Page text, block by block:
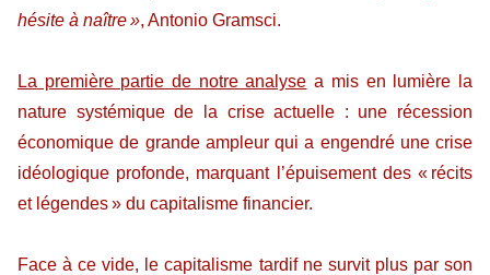
hésite à naître », Antonio Gramsci.
La première partie de notre analyse a mis en lumière la
nature systémique de la crise actuelle : une récession
économique de grande ampleur qui a engendré une crise
idéologique profonde, marquant l’épuisement des « récits
et légendes » du capitalisme financier.
Face à ce vide, le capitalisme tardif ne survit plus par son